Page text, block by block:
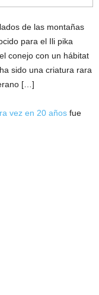
de las montañas
para el Ili pika
conejo con un hábitat
sido una criatura rara
[…]
vez en 20 años fue